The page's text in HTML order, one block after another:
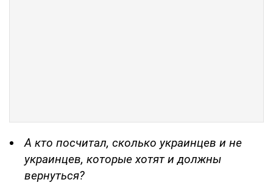
А кто посчитал, сколько украинцев и не
украинцев, которые хотят и должны
вернуться?